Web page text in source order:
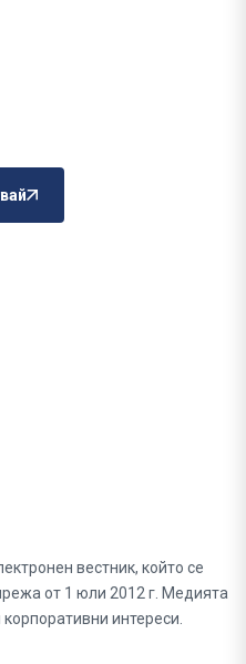
вестник, който се
от 1 юли 2012 г. Медията
интереси.